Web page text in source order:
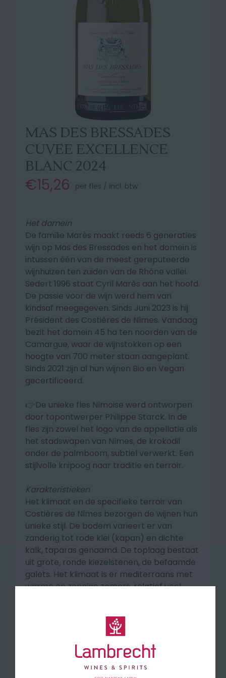
MAS DES BRESSADES
CUVEE EXCELLENCE
BLANC 2024
€15,26 per fles / incl. btw
Het domein
De familie Marès maakt reeds 6 generaties
wijn op Mas des Bressades en het domein is
intussen één van de meest gereputeerde
wijnhuizen ten zuiden van de Rhône vallei.
Sedert 1996 staat Cyril Marès aan het hoofd.
De passie voor de wijn werd hem van
kindsaf meegegeven. Sinds Juni 2023 is hij
Président des Costières de Nîmes. Vandaag
bezit het domein 45 ha ten noorden van de
Camargue, waar de wijnstokken op een
hoogte van 700 meter staan aangeplant.
Sinds 2021 zijn al hun wijnen Bio en Vegan
gecertificeerd.
👉De unieke fles Nîmoise werd ontworpen
door topontwerper Philippe Starck. In de
fles zijn zowel het logo van de appellatie als
het stadswapen van Nîmes, de krokodil
onder de palmboom, subtiel verwerkt. Een
stijlvolle knipoog naar traditie en terroir.
Karakteristieken
Het klimaat en de specifieke terroir van
Costières de Nîmes bezorgen de wijnen hun
unieke stijl. De bodem varieert er van
zanderig tot rode klei (kapan) en dichte
kalk, taparas genaamd. De toplaag bestaat
uit grote, ronde kiezelstenen, de befaamde
galets. Het klimaat is er mediterraans met
warme en zonnige zomers, relatief veel
Cuvée Excellence vormt een unieke blend
van Roussanne en Viognier. De gisting vindt
plaats in eiken vaten. Vervolgens rijpt de
wijn nog zes maanden verder op eiken vat